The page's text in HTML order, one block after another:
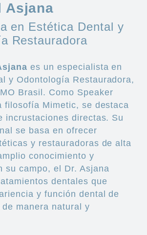
Asjana
en Estética Dental y
Restauradora
es un especialista en
y Odontología Restauradora,
Brasil. Como Speaker
filosofía Mimetic, se destaca
incrustaciones directas. Su
se basa en ofrecer
y restauradoras de alta
conocimiento y
su campo, el Dr. Asjana
dentales que
y función dental de
manera natural y